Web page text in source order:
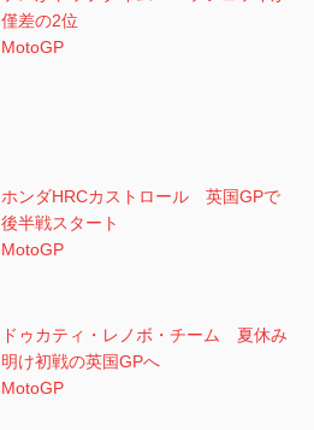
僅差の2位
MotoGP
ホンダHRCカストロール 英国GPで
後半戦スタート
MotoGP
ドゥカティ・レノボ・チーム 夏休み
明け初戦の英国GPへ
MotoGP